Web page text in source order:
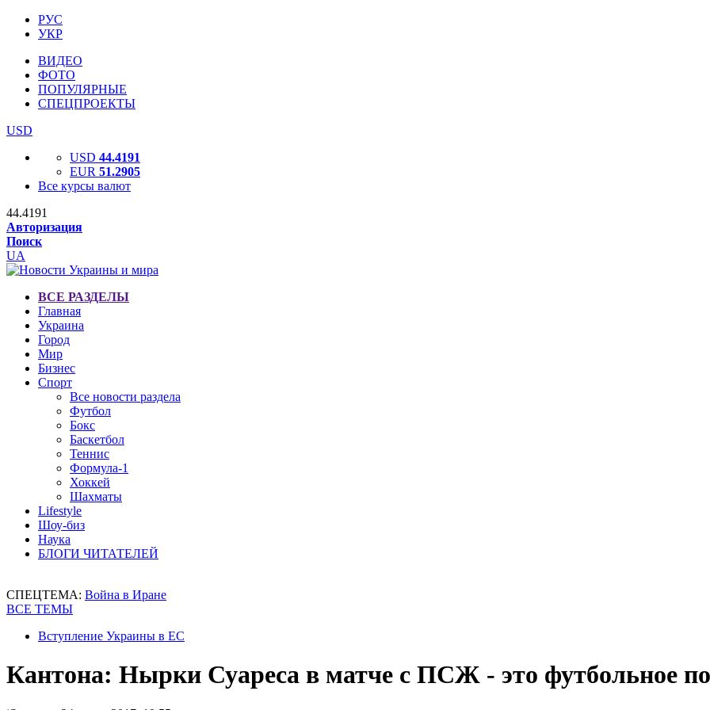
РУС
УКР
ВИДЕО
ФОТО
ПОПУЛЯРНЫЕ
СПЕЦПРОЕКТЫ
USD
USD 44.4191
EUR 51.2905
Все курсы валют
44.4191
Авторизация
Поиск
UA
ВСЕ РАЗДЕЛЫ
Главная
Украина
Город
Мир
Бизнес
Спорт
Все новости раздела
Футбол
Бокс
Баскетбол
Теннис
Формула-1
Хоккей
Шахматы
Lifestyle
Шоу-биз
Наука
БЛОГИ ЧИТАТЕЛЕЙ
СПЕЦТЕМА: Война в Иране
ВСЕ ТЕМЫ
Вступление Украины в ЕС
Кантона: Нырки Суареса в матче с ПСЖ - это футбольное